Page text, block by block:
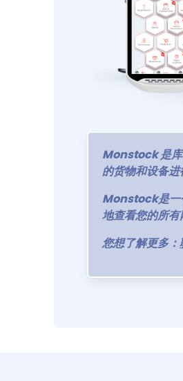
Monstock 是库
的货物和设备进
Monstock是一
地查看您的所有
您想了解更多：